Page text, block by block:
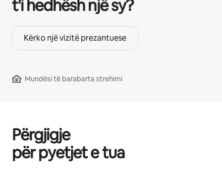
t'i hedhësh një sy?
Kërko një vizitë prezantuese
Mundësi të barabarta strehimi
Përgjigje
për pyetjet e tua